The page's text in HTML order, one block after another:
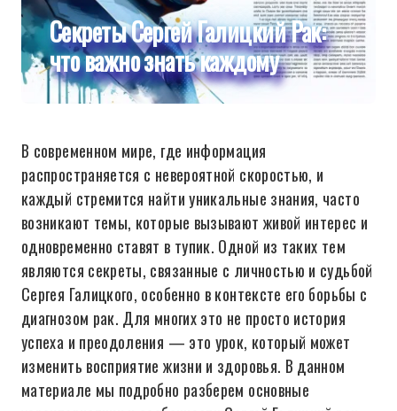
Секреты Сергей Галицкий Рак:
что важно знать каждому
В современном мире, где информация
распространяется с невероятной скоростью, и
каждый стремится найти уникальные знания, часто
возникают темы, которые вызывают живой интерес и
одновременно ставят в тупик. Одной из таких тем
являются секреты, связанные с личностью и судьбой
Сергея Галицкого, особенно в контексте его борьбы с
диагнозом рак. Для многих это не просто история
успеха и преодоления — это урок, который может
изменить восприятие жизни и здоровья. В данном
материале мы подробно разберем основные